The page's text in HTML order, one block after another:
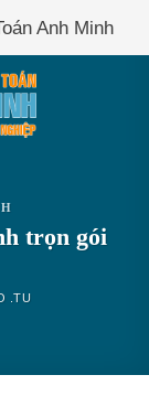
Anh Minh
trọn gói
.TU